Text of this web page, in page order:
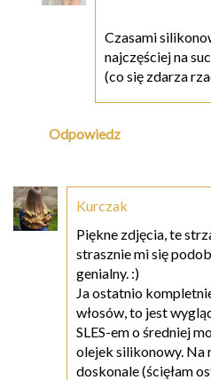
Czasami
najczęściej na
(co się zdarza
Odpowiedz
Kurczak
Piękne zdjęcia, te
strasznie mi się
genialny. :)
Ja ostatnio
włosów, to jest
SLES-em o średniej
olejek silikonowy. Na
doskonale (ścięłam